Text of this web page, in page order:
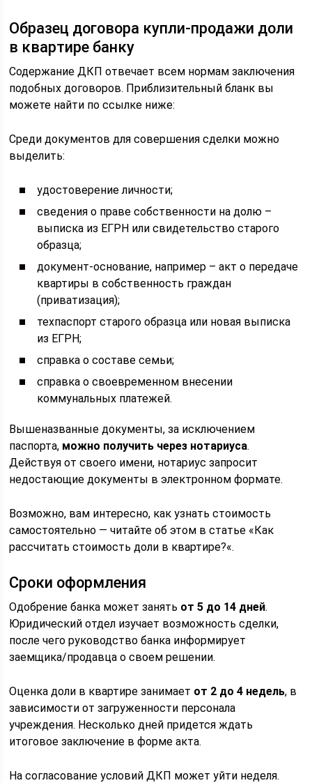
Образец договора купли-продажи доли
в квартире банку
Содержание ДКП отвечает всем нормам заключения
подобных договоров. Приблизительный бланк вы
можете найти по ссылке ниже:
Среди документов для совершения сделки можно
выделить:
удостоверение личности;
сведения о праве собственности на долю –
выписка из ЕГРН или свидетельство старого
образца;
документ-основание, например – акт о передаче
квартиры в собственность граждан
(приватизация);
техпаспорт старого образца или новая выписка
из ЕГРН;
справка о составе семьи;
справка о своевременном внесении
коммунальных платежей.
Вышеназванные документы, за исключением
паспорта, можно получить через нотариуса.
Действуя от своего имени, нотариус запросит
недостающие документы в электронном формате.
Возможно, вам интересно, как узнать стоимость
самостоятельно — читайте об этом в статье «Как
рассчитать стоимость доли в квартире?«.
Сроки оформления
Одобрение банка может занять от 5 до 14 дней.
Юридический отдел изучает возможность сделки,
после чего руководство банка информирует
заемщика/продавца о своем решении.
Оценка доли в квартире занимает от 2 до 4 недель, в
зависимости от загруженности персонала
учреждения. Несколько дней придется ждать
итоговое заключение в форме акта.
На согласование условий ДКП может уйти неделя.